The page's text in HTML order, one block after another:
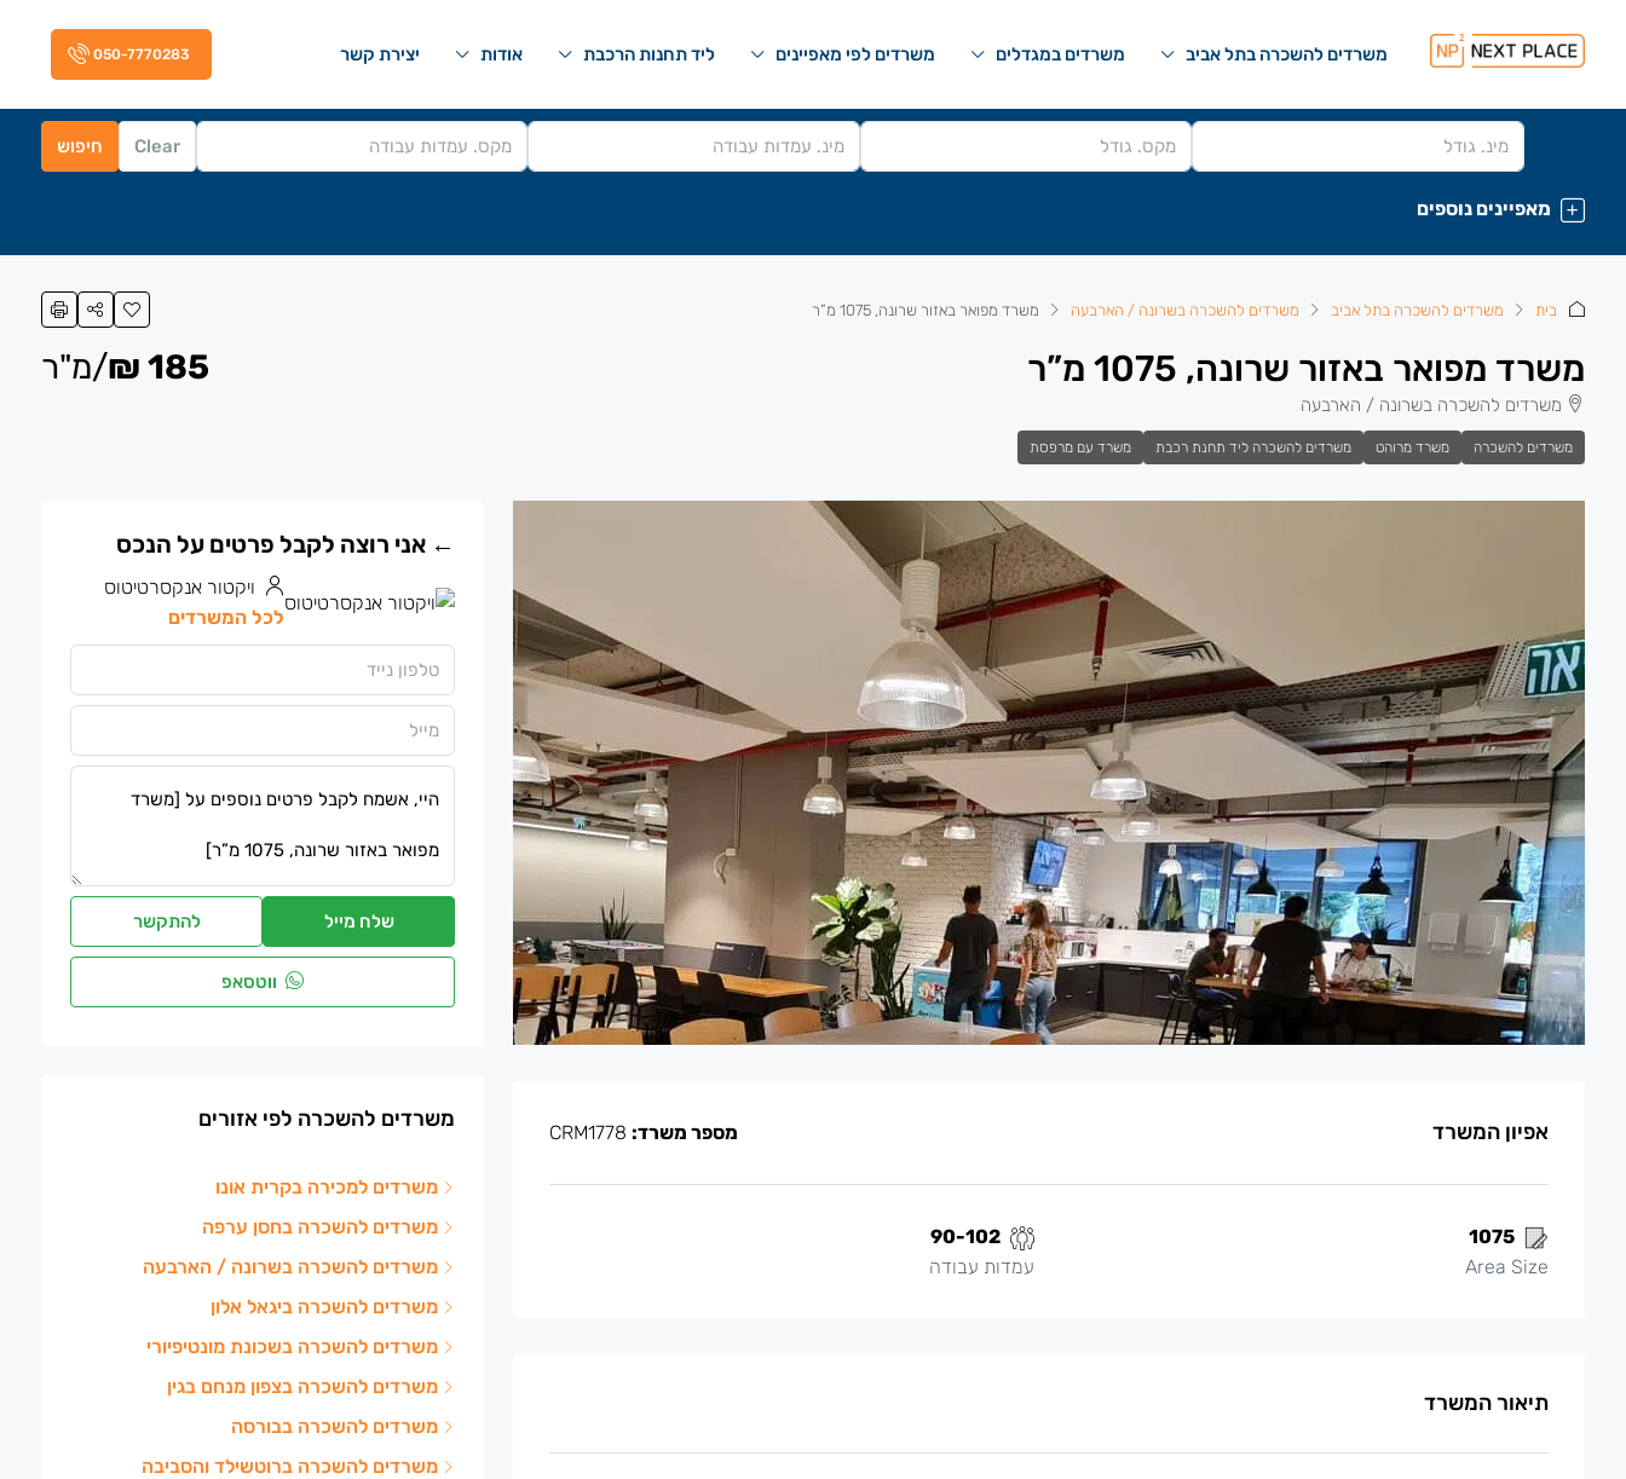
משרדים להשכרה בתל אביב משרדים במגדלים משרדים לפי מאפיינים ליד תחנות הרכבת אודות יצירת קשר 050-7770283
Clear חיפוש
מאפיינים נוספים
בית משרדים להשכרה בתל אביב משרדים להשכרה בשרונה / הארבעה משרד מפואר באזור שרונה, 1075 מ”ר
משרד מפואר באזור שרונה, 1075 מ”ר
משרדים להשכרה בשרונה / הארבעה
משרדים להשכרה משרד מרוהט משרדים להשכרה ליד תחנת רכבת משרד עם מרפסת
185 ₪ /מ"ר
אפיון המשרד מספר משרד:
1075
Area Size
90-102
עמדות עבודה
תיאור המשרד
ויקטור אנקסרטיטוס
לכל המשרדים
שלח מייל להתקשר
ווטסאפ
משרדים להשכרה לפי אזורים
משרדים למכירה בקרית אונו
משרדים להשכרה בחסן ערפה
משרדים להשכרה בשרונה / הארבעה
משרדים להשכרה ביגאל אלון
משרדים להשכרה בשכונת מונטיפיורי
משרדים להשכרה בצפון מנחם בגין
משרדים להשכרה בבורסה
משרדים להשכרה ברוטשילד והסביבה